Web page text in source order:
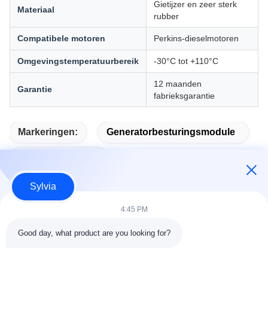
Materiaal
Gietijzer en zeer sterk
rubber
Compatibele motoren Perkins-dieselmotoren
Omgevingstemperatuurbereik -30°C tot +110°C
Garantie
12 maanden
fabrieksgarantie
Markeringen: Generatorbesturingsmodule
Snel contact
Sylvia
4:45 PM
Good day, what product are you looking for?